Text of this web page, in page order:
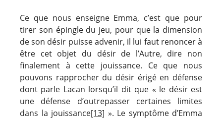
Ce que nous enseigne Emma, c’est que pour
tirer son épingle du jeu, pour que la dimension
de son désir puisse advenir, il lui faut renoncer à
être cet objet du désir de l’Autre, dire non
finalement à cette jouissance. Ce que nous
pouvons rapprocher du désir érigé en défense
dont parle Lacan lorsqu’il dit que « le désir est
une défense d’outrepasser certaines limites
dans la jouissance[13] ». Le symptôme d’Emma